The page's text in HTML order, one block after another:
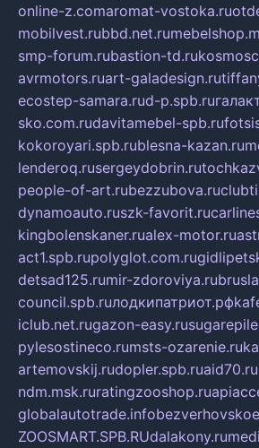
online-z.comaromat-vostoka.ru
mobilvest.rubbd.net.ru
smp-forum.rubastion-td.ru
avrmotors.ruart-galadesign.ru
ecostep-samara.rud-p.spb.ru
sko.com.rudavitamebel-spb.ru
kokoroyari.spb.rublesna-kazan.ru
lenderoq.rusergeydobrin.ru
people-of-art.rubezzubova.ru
dynamoauto.ruszk-favorit.ru
kingbolenskaner.rualex-motor.ru
act1.spb.rupolyglot.com.ru
detsad125.rumir-zdoroviya.ru
council.spb.ruлодкипатриот.рф
iclub.net.rugazon-easy.ru
pylesostineco.rumsts-ozarenie.ru
artemovskij.rudopler.spb.ruaid70.ru
ndm.msk.ruratingzooshop.ru
globalautotrade.info
ZOOSMART.SPB.RUdalakony.ru